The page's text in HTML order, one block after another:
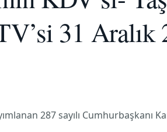
31
287 sayılı Cumhurbaşkanı